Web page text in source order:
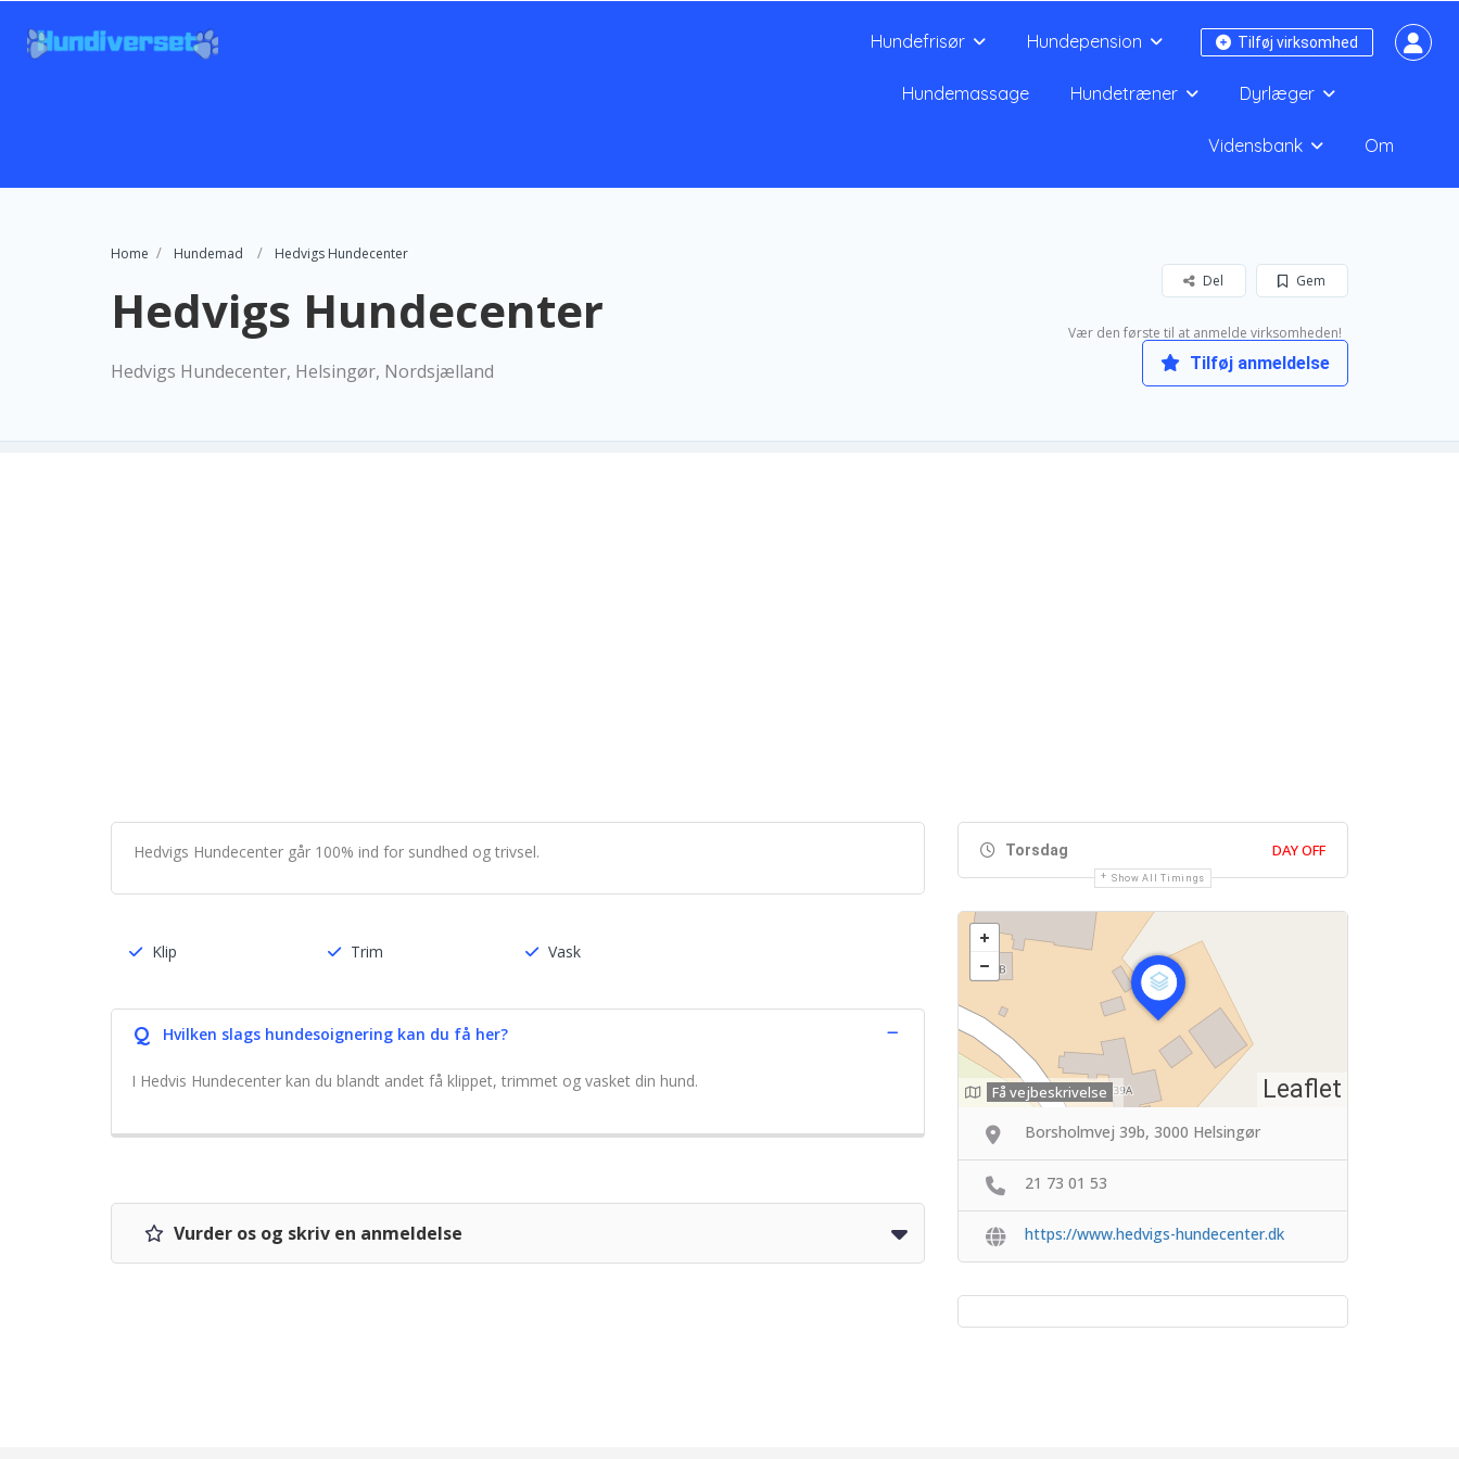
Tilføj virksomhed
Hundefrisør Hundepension
Hundemassage Hundetræner Dyrlæger
Vidensbank Om
Home Hundemad Hedvigs Hundecenter
Hedvigs Hundecenter
Hedvigs Hundecenter, Helsingør, Nordsjælland
Gem
Del
Vær den første til at anmelde virksomheden!
Tilføj anmeldelse
Hedvigs Hundecenter går 100% ind for sundhed og trivsel.
Klip Trim Vask
Q Hvilken slags hundesoignering kan du få her?
I Hedvis Hundecenter kan du blandt andet få klippet, trimmet og vasket din hund.
Vurder os og skriv en anmeldelse
Torsdag DAY OFF
Show All Timings
Leaflet
Få vejbeskrivelse
Borsholmvej 39b, 3000 Helsingør
21 73 01 53
https://www.hedvigs-hundecenter.dk